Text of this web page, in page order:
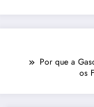
Por que a
os